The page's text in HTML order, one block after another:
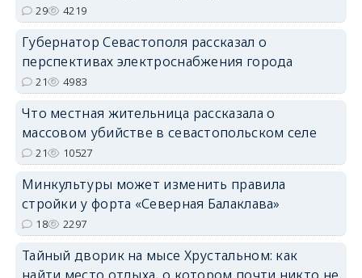
29 4219
Губернатор Севастополя рассказал о
перспективах электроснабжения города
21 4983
Что местная жительница рассказала о
массовом убийстве в севастопольском селе
21 10527
Минкультуры может изменить правила
стройки у форта «Северная Балаклава»
18 2297
Тайный дворик на мысе Хрустальном: как